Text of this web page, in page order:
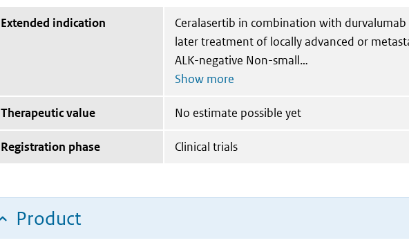
Extended indication
Ceralasertib in combination with
later treatment of locally advanced or
ALK-negative Non-small
Therapeutic value No estimate possible yet
Registration phase Clinical trials
Product